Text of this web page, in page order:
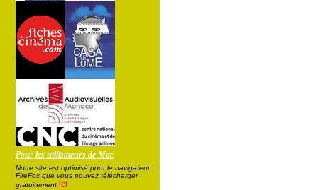
Pour les utilisateurs de Mac
Notre site est optimisé pour le navigateur
FireFox que vous pouvez télécharger
gratuitement ici